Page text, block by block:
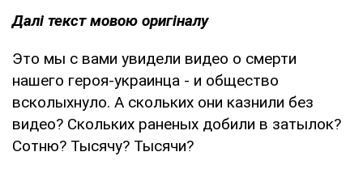
Далі текст мовою оригіналу
Это мы с вами увидели видео о смерти
нашего героя-украинца - и общество
всколыхнуло. А скольких они казнили без
видео? Скольких раненых добили в затылок?
Сотню? Тысячу? Тысячи?